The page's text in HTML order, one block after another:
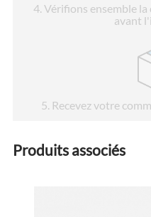
4. Vérifions ensemble
avant
5. Recevez votre
Produits associés